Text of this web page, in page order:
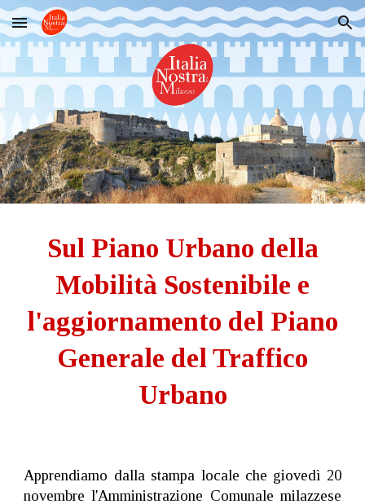
Skip to main content Skip to navigation
Sul Piano Urbano della
Mobilità Sostenibile e
l'aggiornamento del Piano
Generale del Traffico
Urbano
Apprendiamo dalla stampa locale che giovedì 20
novembre l'Amministrazione Comunale milazzese